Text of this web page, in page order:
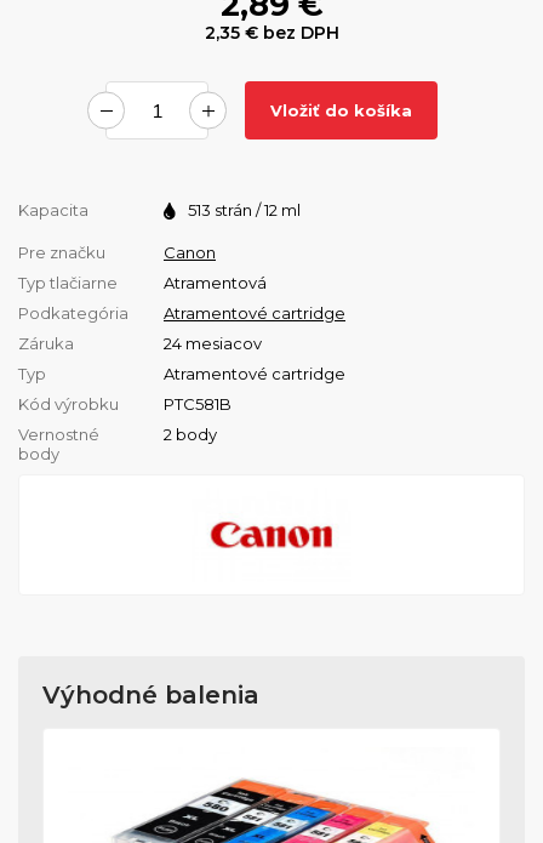
2,35 €bez DPH
Vložiť do košíka
Kapacita 513 strán / 12 ml
Pre značku
Canon
Typ tlačiarne
Atramentová
Podkategória
Atramentové cartridge
Záruka
24 mesiacov
Typ
Atramentové cartridge
Kód výrobku
PTC581B
Vernostné
body
2 body
Výhodné balenia